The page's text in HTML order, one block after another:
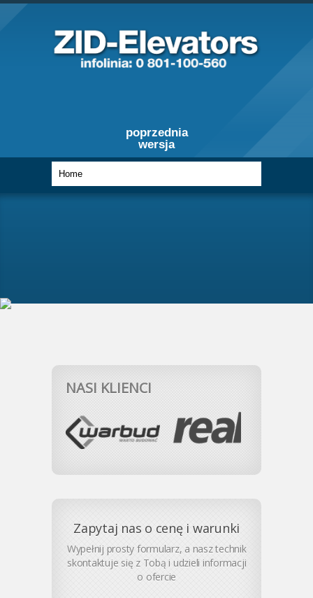
poprzednia
wersja
NASI KLIENCI
Zapytaj nas o cenę i warunki
Wypełnij prosty formularz, a nasz technik
skontaktuje się z Tobą i udzieli informacji
o ofercie